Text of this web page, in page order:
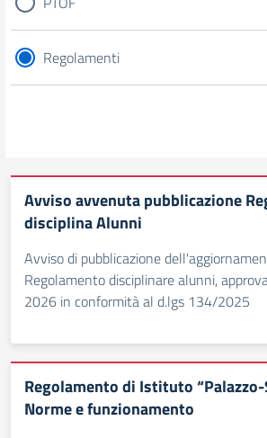
Regolamenti
Avviso avvenuta pubblicazione
disciplina Alunni
Avviso di pubblicazione
Regolamento disciplinare alunni,
2026 in conformità al d.lgs 134/2025
Regolamento di Istituto
Norme e funzionamento